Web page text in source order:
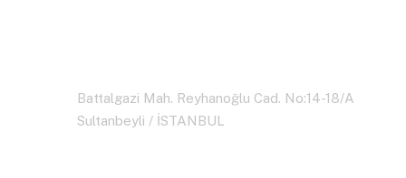
Battalgazi Mah. Reyhanoğlu Cad. No:14-18/A
Sultanbeyli / İSTANBUL